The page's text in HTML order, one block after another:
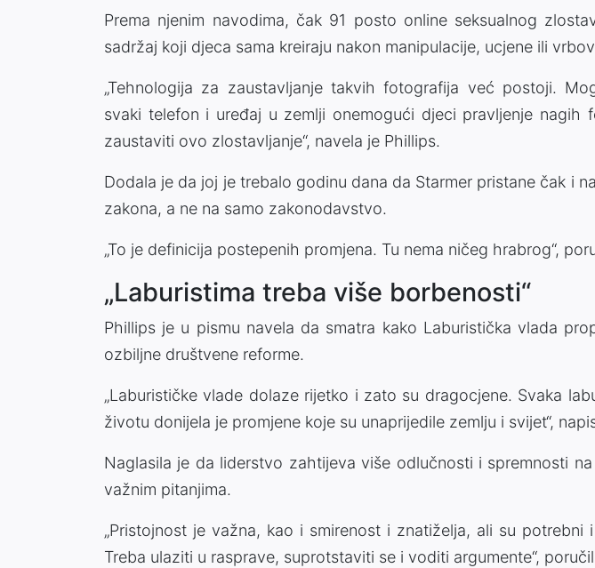
Prema njenim navodima, čak 91 posto online seksualnog
sadržaj koji djeca sama kreiraju nakon manipulacije, ucjene ili
„Tehnologija za zaustavljanje takvih fotografija već postoji.
svaki telefon i uređaj u zemlji onemogući djeci pravljenje nagih
zaustaviti ovo zlostavljanje“, navela je Phillips.
Dodala je da joj je trebalo godinu dana da Starmer pristane čak i
zakona, a ne na samo zakonodavstvo.
„To je definicija postepenih promjena. Tu nema ničeg hrabrog“,
„Laburistima treba više borbenosti“
Phillips je u pismu navela da smatra kako Laburistička vlada
ozbiljne društvene reforme.
„Laburističke vlade dolaze rijetko i zato su dragocjene. Svaka
životu donijela je promjene koje su unaprijedile zemlju i svijet“,
Naglasila je da liderstvo zahtijeva više odlučnosti i spremnosti
važnim pitanjima.
„Pristojnost je važna, kao i smirenost i znatiželja, ali su potrebni
Treba ulaziti u rasprave, suprotstaviti se i voditi argumente“,